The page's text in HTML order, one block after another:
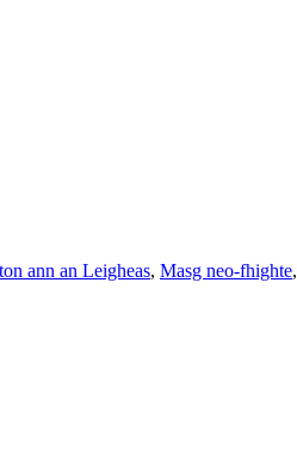
ann an Leigheas, Masg neo-fhighte,